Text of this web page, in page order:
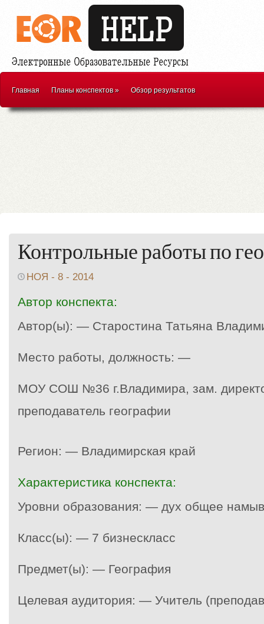
Главная Планы конспектов» Обзор результатов
Контрольные работы по
НОЯ - 8 - 2014
Автор конспекта:
Автор(ы): — Старостина Татьяна
Место работы, должность: —
МОУ СОШ №36 г.Владимира, зам.
преподаватель географии
Регион: — Владимирская край
Характеристика конспекта:
Уровни образования: — дух общее
Класс(ы): — 7 бизнескласс
Предмет(ы): — География
Целевая аудитория: — Учитель